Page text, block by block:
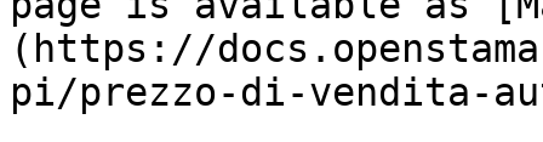
(https://
pi/prezzo-di-vendita-